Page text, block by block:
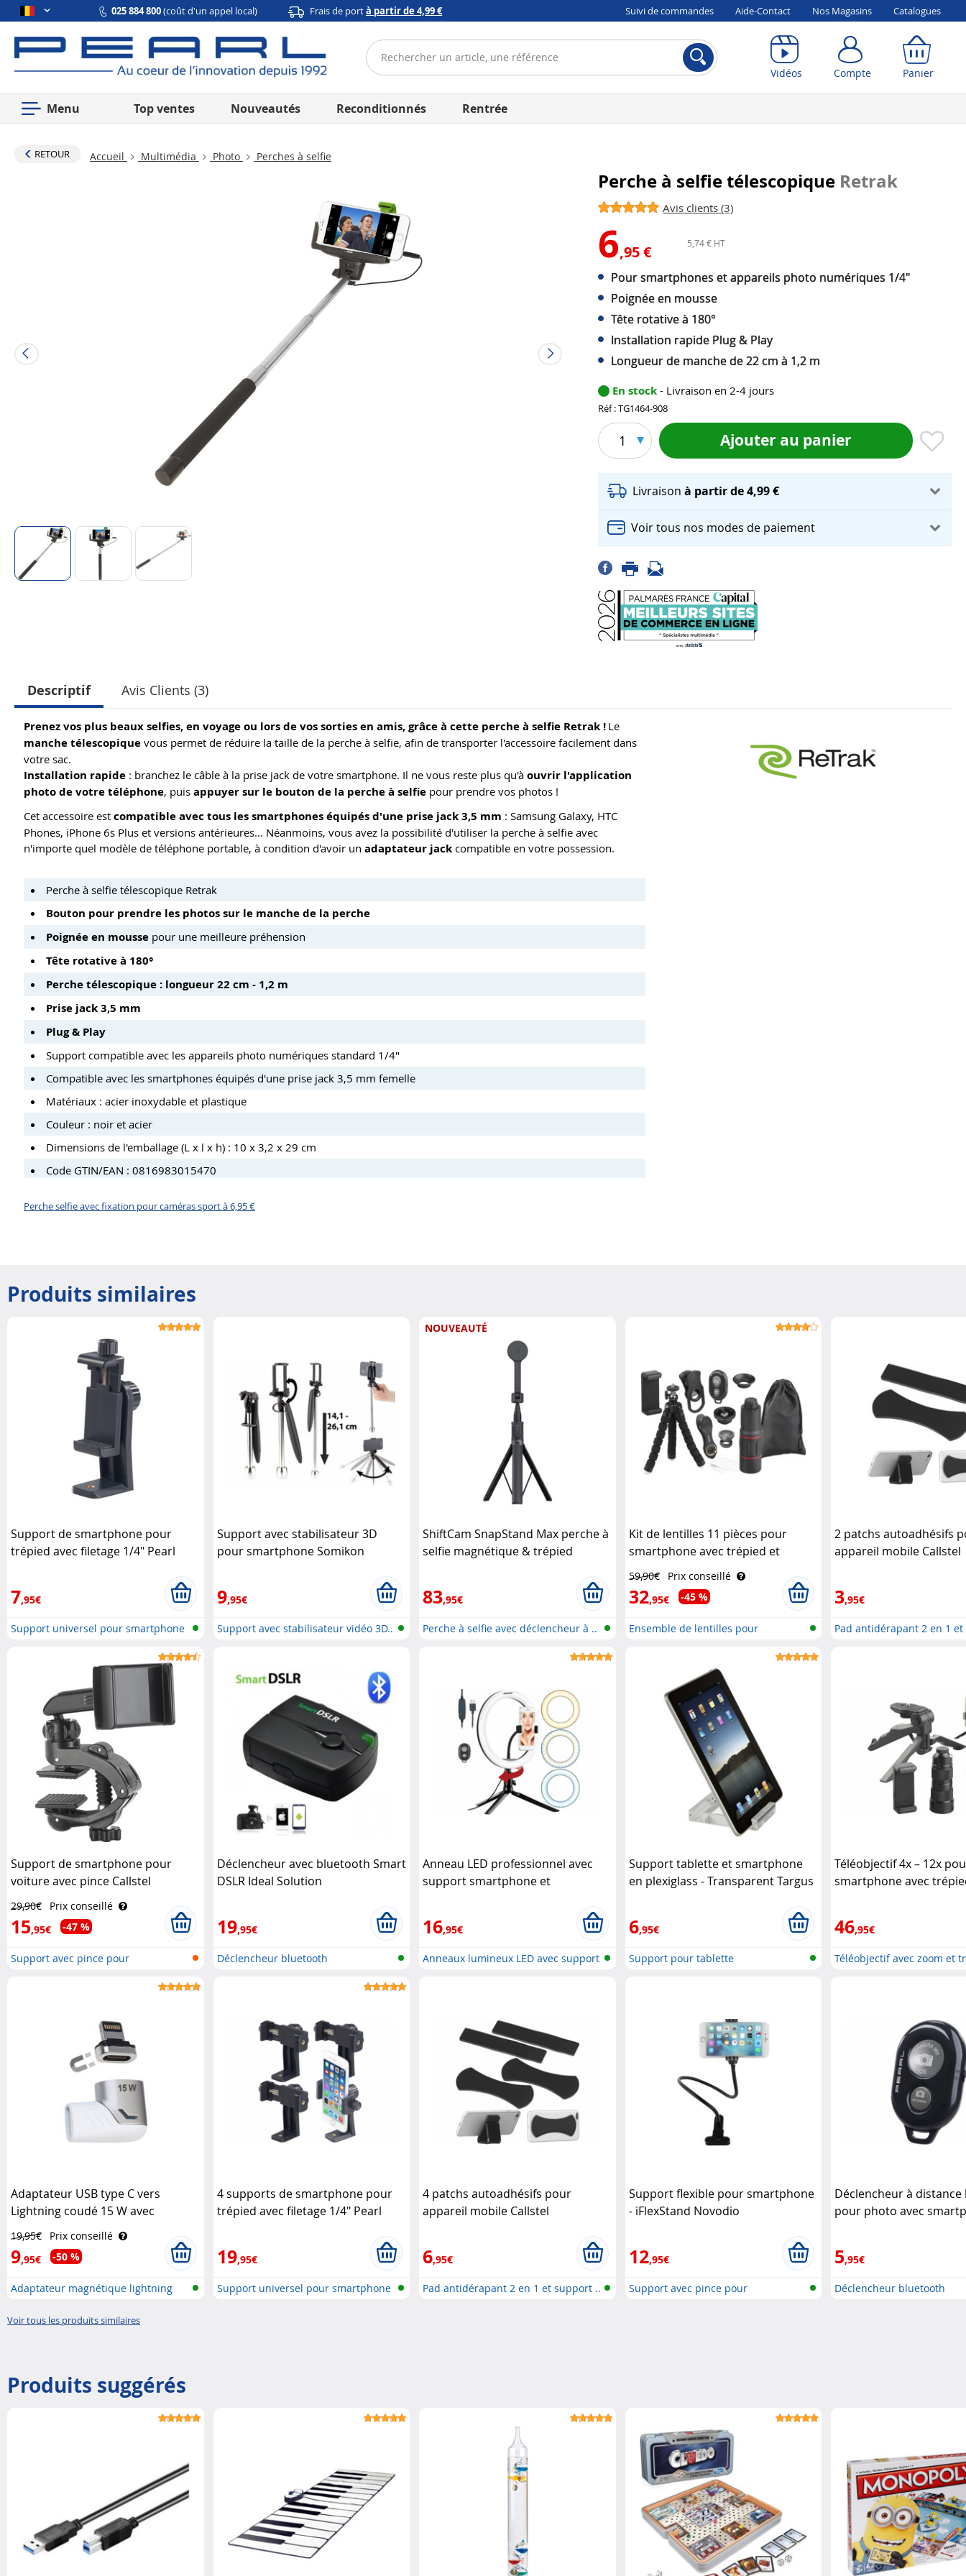
025 884 800(coût d'un appel local) Frais de portà partir de 4,99 € Suivi de commandes Aide-Contact Nos Magasins Catalogues
Vidéos Compte Panier
Menu Top ventes Nouveautés Reconditionnés Rentrée
RETOUR Accueil Multimédia Photo Perches à selfie
Perche à selfie télescopique Retrak
Avis clients (3)
6,95 € 5,74 € HT
Pour smartphones et appareils photo numériques 1/4"
Poignée en mousse
Tête rotative à 180°
Installation rapide Plug & Play
Longueur de manche de 22 cm à 1,2 m
En stock - Livraison en 2-4 jours
Réf : TG1464-908
1 Ajouter au panier
Livraisonà partir de 4,99 €
Voir tous nos modes de paiement
Descriptif Avis Clients (3)
Prenez vos plus beaux selfies, en voyage ou lors de vos sorties en amis, grâce à cette perche à selfie Retrak ! Le
manche télescopique vous permet de réduire la taille de la perche à selfie, afin de transporter l'accessoire facilement dans
votre sac.
Installation rapide : branchez le câble à la prise jack de votre smartphone. Il ne vous reste plus qu'à ouvrir l'application
photo de votre téléphone, puis appuyer sur le bouton de la perche à selfie pour prendre vos photos !
Cet accessoire est compatible avec tous les smartphones équipés d'une prise jack 3,5 mm : Samsung Galaxy, HTC
Phones, iPhone 6s Plus et versions antérieures... Néanmoins, vous avez la possibilité d'utiliser la perche à selfie avec
n'importe quel modèle de téléphone portable, à condition d'avoir un adaptateur jack compatible en votre possession.
Perche à selfie télescopique Retrak
Bouton pour prendre les photos sur le manche de la perche
Poignée en mousse pour une meilleure préhension
Tête rotative à 180°
Perche télescopique : longueur 22 cm - 1,2 m
Prise jack 3,5 mm
Plug & Play
Support compatible avec les appareils photo numériques standard 1/4"
Compatible avec les smartphones équipés d'une prise jack 3,5 mm femelle
Matériaux : acier inoxydable et plastique
Couleur : noir et acier
Dimensions de l'emballage (L x l x h) : 10 x 3,2 x 29 cm
Code GTIN/EAN : 0816983015470
Perche selfie avec fixation pour caméras sport à 6,95 €
Produits similaires
Support de smartphone pour
trépied avec filetage 1/4" Pearl
7,95€
Support universel pour smartphone
Support avec stabilisateur 3D
pour smartphone Somikon
9,95€
Support avec stabilisateur vidéo 3D..
NOUVEAUTÉ
ShiftCam SnapStand Max perche à
selfie magnétique & trépied
83,95€
Perche à selfie avec déclencheur à ..
Kit de lentilles 11 pièces pour
smartphone avec trépied et
déclencheur à distance CVL-220
Somikon
59,90€ Prix conseillé
32,95€ -45 %
Ensemble de lentilles pour
2 patchs autoadhésifs
appareil mobile Callstel
3,95€
Pad antidérapant 2 en 1
Support de smartphone pour
voiture avec pince Callstel
29,90€ Prix conseillé
15,95€ -47 %
Support avec pince pour
Déclencheur avec bluetooth Smart
DSLR Ideal Solution
19,95€
Déclencheur bluetooth
Anneau LED professionnel avec
support smartphone et
16,95€
Anneaux lumineux LED avec support
Support tablette et smartphone
en plexiglass - Transparent Targus
6,95€
Support pour tablette
Téléobjectif 4x – 12x
smartphone avec
46,95€
Téléobjectif avec zoom et
Adaptateur USB type C vers
Lightning coudé 15 W avec
embout magnétique Callstel
19,95€ Prix conseillé
9,95€ -50 %
Adaptateur magnétique lightning
4 supports de smartphone pour
trépied avec filetage 1/4" Pearl
19,95€
Support universel pour smartphone
4 patchs autoadhésifs pour
appareil mobile Callstel
6,95€
Pad antidérapant 2 en 1 et support ..
Support flexible pour smartphone
- iFlexStand Novodio
12,95€
Support avec pince pour
Déclencheur à
pour photo avec
5,95€
Déclencheur bluetooth
Voir tous les produits similaires
Produits suggérés
Compte Panier